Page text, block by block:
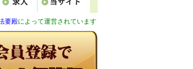
要殿によって運営されています